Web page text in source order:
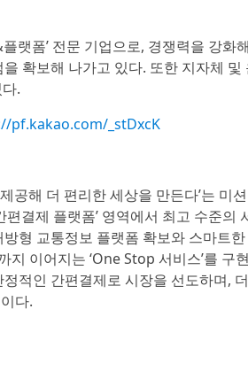
랫폼’ 전문 기업으로, 경쟁력을 강
확보해 나가고 있다. 또한 지자체
.
pf.kakao.com/_stDxcK
공해 더 편리한 세상을 만든다’는 미
편결제 플랫폼’ 영역에서 최고 수준
형 교통정보 플랫폼 확보와 스마트
이어지는 ‘One Stop 서비스’를 구
적인 간편결제로 시장을 선도하며,
다.